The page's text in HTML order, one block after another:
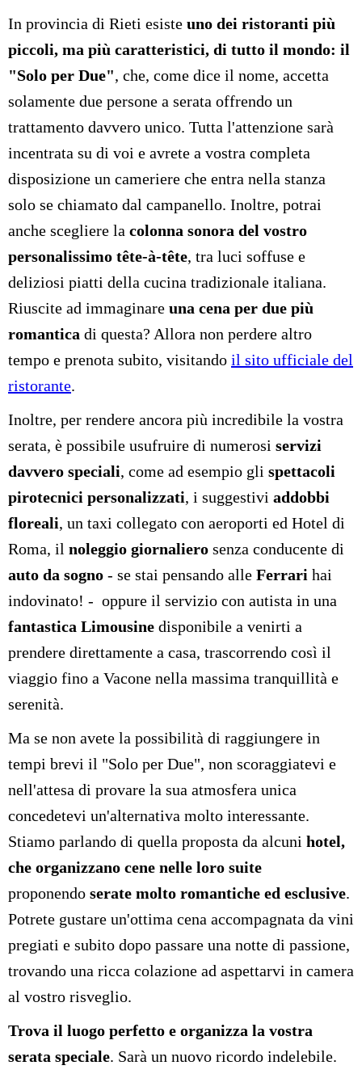
In provincia di Rieti esiste uno dei ristoranti più
piccoli, ma più caratteristici, di tutto il mondo: il
"Solo per Due", che, come dice il nome, accetta
solamente due persone a serata offrendo un
trattamento davvero unico. Tutta l'attenzione sarà
incentrata su di voi e avrete a vostra completa
disposizione un cameriere che entra nella stanza
solo se chiamato dal campanello. Inoltre, potrai
anche scegliere la colonna sonora del vostro
personalissimo tête-à-tête, tra luci soffuse e
deliziosi piatti della cucina tradizionale italiana.
Riuscite ad immaginare una cena per due più
romantica di questa? Allora non perdere altro
tempo e prenota subito, visitando il sito ufficiale del
ristorante.
Inoltre, per rendere ancora più incredibile la vostra
serata, è possibile usufruire di numerosi servizi
davvero speciali, come ad esempio gli spettacoli
pirotecnici personalizzati, i suggestivi addobbi
floreali, un taxi collegato con aeroporti ed Hotel di
Roma, il noleggio giornaliero senza conducente di
auto da sogno - se stai pensando alle Ferrari hai
indovinato! - oppure il servizio con autista in una
fantastica Limousine disponibile a venirti a
prendere direttamente a casa, trascorrendo così il
viaggio fino a Vacone nella massima tranquillità e
serenità.
Ma se non avete la possibilità di raggiungere in
tempi brevi il "Solo per Due", non scoraggiatevi e
nell'attesa di provare la sua atmosfera unica
concedetevi un'alternativa molto interessante.
Stiamo parlando di quella proposta da alcuni hotel,
che organizzano cene nelle loro suite
proponendo serate molto romantiche ed esclusive.
Potrete gustare un'ottima cena accompagnata da vini
pregiati e subito dopo passare una notte di passione,
trovando una ricca colazione ad aspettarvi in camera
al vostro risveglio.
Trova il luogo perfetto e organizza la vostra
serata speciale. Sarà un nuovo ricordo indelebile.